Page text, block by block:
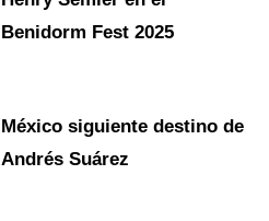
Benidorm Fest 2025
México siguiente destino de
Andrés Suárez